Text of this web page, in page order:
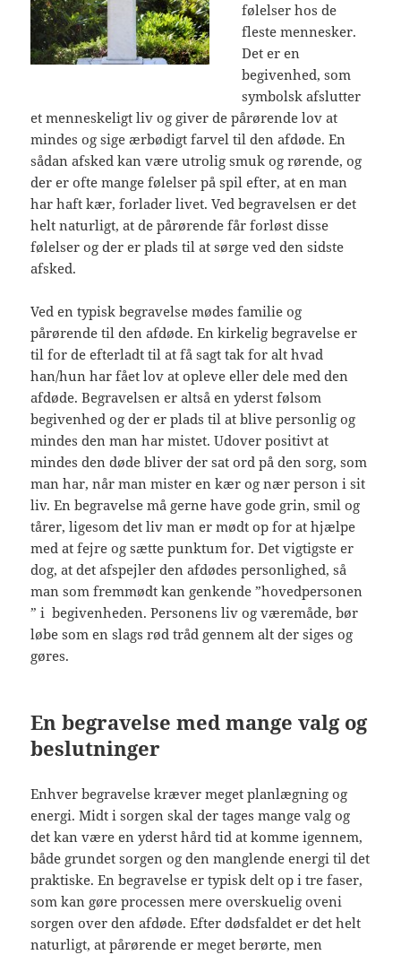
følelser hos de
fleste mennesker.
Det er en
begivenhed, som
symbolsk afslutter
et menneskeligt liv og giver de pårørende lov at
mindes og sige ærbødigt farvel til den afdøde. En
sådan afsked kan være utrolig smuk og rørende, og
der er ofte mange følelser på spil efter, at en man
har haft kær, forlader livet. Ved begravelsen er det
helt naturligt, at de pårørende får forløst disse
følelser og der er plads til at sørge ved den sidste
afsked.
Ved en typisk begravelse mødes familie og
pårørende til den afdøde. En kirkelig begravelse er
til for de efterladt til at få sagt tak for alt hvad
han/hun har fået lov at opleve eller dele med den
afdøde. Begravelsen er altså en yderst følsom
begivenhed og der er plads til at blive personlig og
mindes den man har mistet. Udover positivt at
mindes den døde bliver der sat ord på den sorg, som
man har, når man mister en kær og nær person i sit
liv. En begravelse må gerne have gode grin, smil og
tårer, ligesom det liv man er mødt op for at hjælpe
med at fejre og sætte punktum for. Det vigtigste er
dog, at det afspejler den afdødes personlighed, så
man som fremmødt kan genkende ”hovedpersonen
” i begivenheden. Personens liv og væremåde, bør
løbe som en slags rød tråd gennem alt der siges og
gøres.
En begravelse med mange valg og
beslutninger
Enhver begravelse kræver meget planlægning og
energi. Midt i sorgen skal der tages mange valg og
det kan være en yderst hård tid at komme igennem,
både grundet sorgen og den manglende energi til det
praktiske. En begravelse er typisk delt op i tre faser,
som kan gøre processen mere overskuelig oveni
sorgen over den afdøde. Efter dødsfaldet er det helt
naturligt, at pårørende er meget berørte, men